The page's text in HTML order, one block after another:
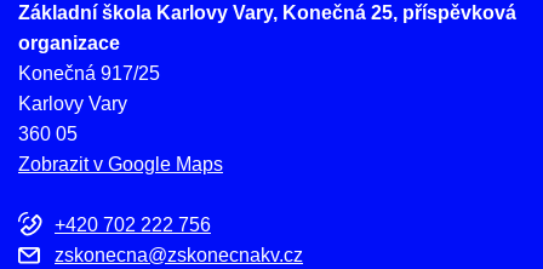
Základní škola Karlovy Vary, Konečná 25, příspěvková
organizace
Konečná 917/25
Karlovy Vary
360 05
Zobrazit v Google Maps
+420 702 222 756
zskonecna@zskonecnakv.cz